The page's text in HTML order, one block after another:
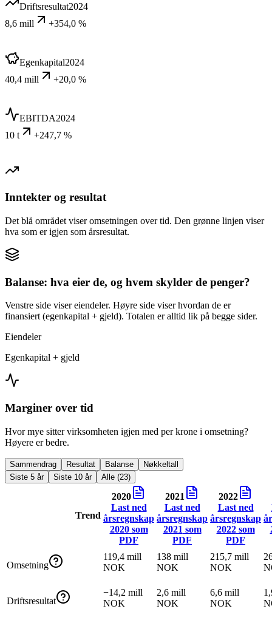
Driftsresultat2024
8,6 mill
+354,0 %
Egenkapital2024
40,4 mill
+20,0 %
EBITDA2024
10 t
+247,7 %
Inntekter og resultat
Det blå området viser omsetningen over tid. Den grønne linjen viser
hva som er igjen som årsresultat.
Balanse: hva eier de, og hvem skylder de penger?
Venstre side viser eiendeler. Høyre side viser hvordan de er
finansiert (egenkapital + gjeld). Totalen er alltid lik på begge sider.
Eiendeler
Egenkapital + gjeld
Marginer over tid
Hvor mye sitter virksomheten igjen med per krone i omsetning?
Høyere er bedre.
Sammendrag Resultat Balanse
Nøkkeltall
Siste 5 år
Siste 10 år Alle (23)
Trend
2020
Last ned
årsregnskap
2020som
PDF
2021
Last ned
årsregnskap
2021 som
PDF
2022
Last ned
årsregnskap
2022som
PDF
Omsetning
119,4 mill
NOK
138 mill
NOK
215,7 mill
NOK
Driftsresultat
−14,2 mill
NOK
2,6 mill
NOK
6,6 mill
NOK